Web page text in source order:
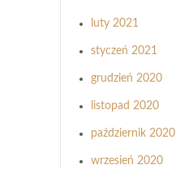
luty 2021
styczeń 2021
grudzień 2020
listopad 2020
październik 2020
wrzesień 2020